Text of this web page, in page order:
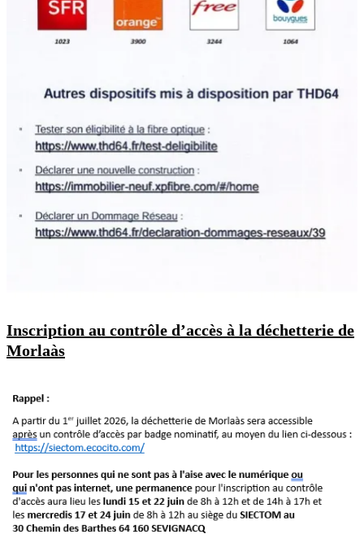
Inscription au contrôle d’accès à la déchetterie de
Morlaàs